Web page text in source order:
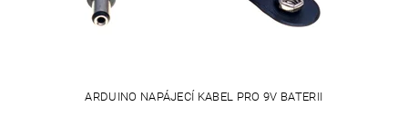
ARDUINO NAPÁJECÍ KABEL PRO 9V BATERII